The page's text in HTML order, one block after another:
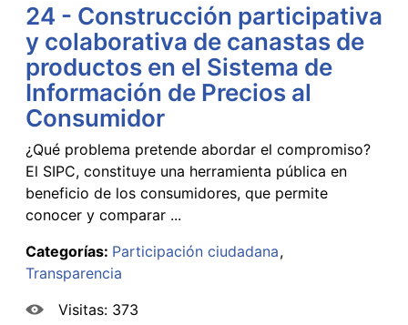
24 - Construcción participativa
y colaborativa de canastas de
productos en el Sistema de
Información de Precios al
Consumidor
¿Qué problema pretende abordar el compromiso?
El SIPC, constituye una herramienta pública en
beneficio de los consumidores, que permite
conocer y comparar ...
Categorías: Participación ciudadana
Transparencia
Visitas: 373